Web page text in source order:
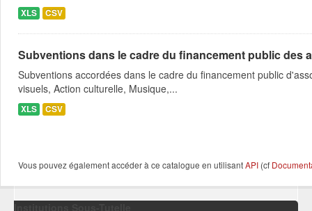
XLS CSV
Subventions dans le cadre du financement public des
Subventions accordées dans le cadre du financement public
visuels, Action culturelle, Musique,...
XLS CSV
Vous pouvez également accéder à ce catalogue en utilisantAPI (cf